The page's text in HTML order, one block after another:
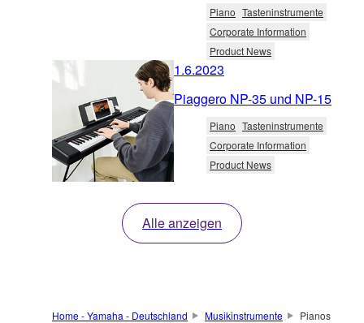
Piano Tasteninstrumente
Corporate Information
Product News
1.6.2023
Piaggero NP-35 und NP-15
Piano Tasteninstrumente
Corporate Information
Product News
Alle anzeigen
Home - Yamaha - Deutschland Musikinstrumente Pianos